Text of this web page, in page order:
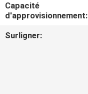
NOUVELLES
Capacité
d'approvisionnement:
Surligner: